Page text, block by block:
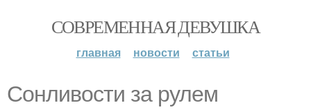
СОВРЕМЕННАЯ ДЕВУШКА
главная новости статьи
Сонливости за рулем